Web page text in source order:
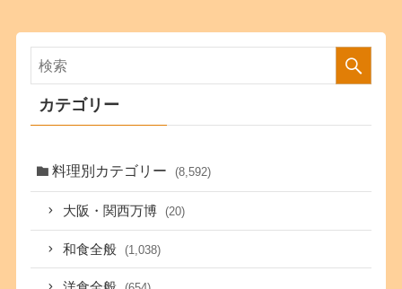
カテゴリー
料理別カテゴリー (8,592)
大阪・関西万博 (20)
和食全般 (1,038)